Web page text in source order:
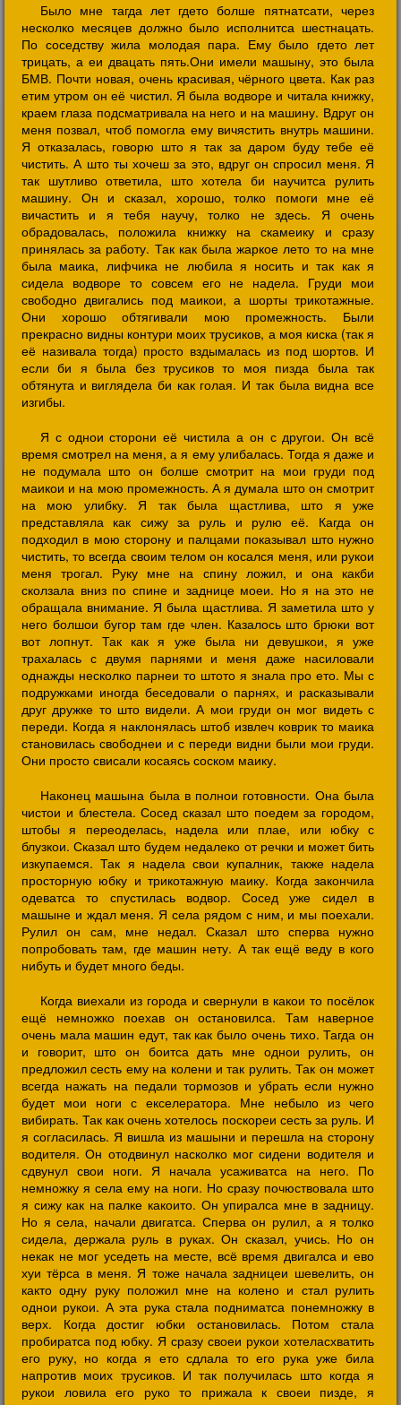
Было мне тагда лет гдето болше пятнатсати, через
несколко месяцев должно было исполнитса шестнацать.
По соседству жила молодая пара. Ему было гдето лет
трицать, а еи двацать пять.Они имели машыну, это была
БМВ. Почти новая, очень красивая, чёрного цвета. Как раз
етим утром он её чистил. Я была водворе и читала книжку,
краем глаза подсматривала на него и на машину. Вдруг он
меня позвал, чтоб помогла ему вичястить внутрь машини.
Я отказалась, говорю што я так за даром буду тебе её
чистить. А што ты хочеш за это, вдруг он спросил меня. Я
так шутливо ответила, што хотела би научитса рулить
машину. Он и сказал, хорошо, толко помоги мне её
вичастить и я тебя научу, толко не здесь. Я очень
обрадовалась, положила книжку на скамеику и сразу
принялась за работу. Так как была жаркое лето то на мне
была маика, лифчика не любила я носить и так как я
сидела водворе то совсем его не надела. Груди мои
свободно двигались под маикои, а шорты трикотажные.
Они хорошо обтягивали мою промежность. Были
прекрасно видны контури моих трусиков, а моя киска (так я
её називала тогда) просто вздымалась из под шортов. И
если би я была без трусиков то моя пизда была так
обтянута и виглядела би как голая. И так была видна все
изгибы.
Я с однои сторони её чистила а он с другои. Он всё
время смотрел на меня, а я ему улибалась. Тогда я даже и
не подумала што он болше смотрит на мои груди под
маикои и на мою промежность. А я думала што он смотрит
на мою улибку. Я так была щастлива, што я уже
представляла как сижу за руль и рулю её. Кагда он
подходил в мою сторону и палцами показывал што нужно
чистить, то всегда своим телом он косался меня, или рукои
меня трогал. Руку мне на спину ложил, и она какби
сколзала вниз по спине и заднице моеи. Но я на это не
обращала внимание. Я была щастлива. Я заметила што у
него болшои бугор там где член. Казалось што брюки вот
вот лопнут. Так как я уже была ни девушкои, я уже
трахалась с двумя парнями и меня даже насиловали
однажды несколко парнеи то штото я знала про ето. Мы с
подружками иногда беседовали о парнях, и расказывали
друг дружке то што видели. А мои груди он мог видеть с
переди. Когда я наклонялась штоб извлеч коврик то маика
становилась свободнеи и с переди видни были мои груди.
Они просто свисали косаясь соском маику.
Наконец машына была в полнои готовности. Она была
чистои и блестела. Сосед сказал што поедем за городом,
штобы я переоделась, надела или плае, или юбку с
блузкои. Сказал што будем недалеко от речки и может бить
изкупаемся. Так я надела свои купалник, также надела
просторную юбку и трикотажную маику. Когда закончила
одеватса то спустилась водвор. Сосед уже сидел в
машыне и ждал меня. Я села рядом с ним, и мы поехали.
Рулил он сам, мне недал. Сказал што сперва нужно
попробовать там, где машин нету. А так ещё веду в кого
нибуть и будет много беды.
Когда виехали из города и свернули в какои то посёлок
ещё немножко поехав он остановилса. Там наверное
очень мала машин едут, так как было очень тихо. Тагда он
и говорит, што он боитса дать мне однои рулить, он
предложил сесть ему на колени и так рулить. Так он может
всегда нажать на педали тормозов и убрать если нужно
будет мои ноги с екселератора. Мне небыло из чего
вибирать. Так как очень хотелось поскореи сесть за руль. И
я согласилась. Я вишла из машыни и перешла на сторону
водителя. Он отодвинул насколко мог сидени водителя и
сдвунул свои ноги. Я начала усаживатса на него. По
немножку я села ему на ноги. Но сразу почюствовала што
я сижу как на палке какоито. Он упиралса мне в задницу.
Но я села, начали двигатса. Сперва он рулил, а я толко
сидела, держала руль в руках. Он сказал, учись. Но он
некак не мог уседеть на месте, всё время двигалса и ево
хуи тёрса в меня. Я тоже начала задницеи шевелить, он
както одну руку положил мне на колено и стал рулить
однои рукои. А эта рука стала подниматса понемножку в
верх. Когда достиг юбки остановилась. Потом стала
пробиратса под юбку. Я сразу своеи рукои хотеласхватить
его руку, но когда я ето сдлала то его рука уже била
напротив моих трусиков. И так получилась што когда я
рукои ловила его руко то прижала к своеи пизде, я